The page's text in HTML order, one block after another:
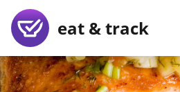
eat & track